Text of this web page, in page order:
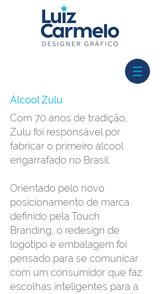
Álcool Zulu
Com 70 anos de tradição,
Zulu foi responsável por
fabricar o primeiro álcool
engarrafado no Brasil.
Orientado pelo novo
posicionamento de marca
definido pela Touch
Branding, o redesign de
logotipo e embalagem foi
pensado para se comunicar
com um consumidor que faz
escolhas inteligentes para a